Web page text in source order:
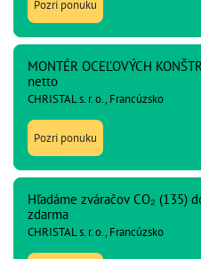
Pozri ponuku
MONTÉR OCEĽOVÝCH
netto
CHRISTAL s. r. o., Francúzsko
Pozri ponuku
Hľadáme zváračov CO₂ (135)
zdarma
CHRISTAL s. r. o., Francúzsko